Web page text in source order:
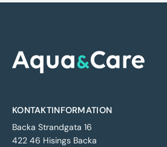
KONTAKTINFORMATION
Backa Strandgata 16
422 46 Hisings Backa